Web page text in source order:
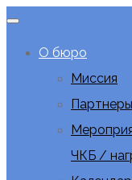
О бюро
Миссия
Партнеры
ЧКБ /